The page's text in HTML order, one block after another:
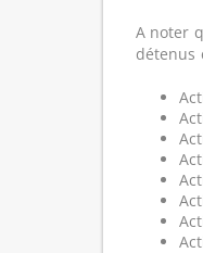
A noter
détenus